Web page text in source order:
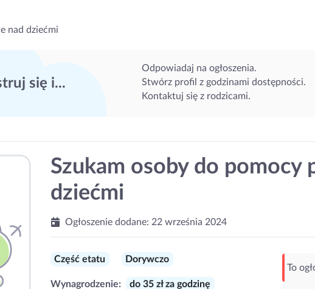
nad dziećmi
się i...
Odpowiadaj na ogłoszenia.
Stwórz profil z godzinami dostępności.
Kontaktuj się z rodzicami.
Szukam osoby do pomocy
dziećmi
Ogłoszenie dodane: 22 września 2024
Część etatu Dorywczo
Wynagrodzenie: do 35 zł za godzinę
To